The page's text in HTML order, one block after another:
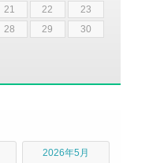
21 22
23
28 29
30
2026年5月